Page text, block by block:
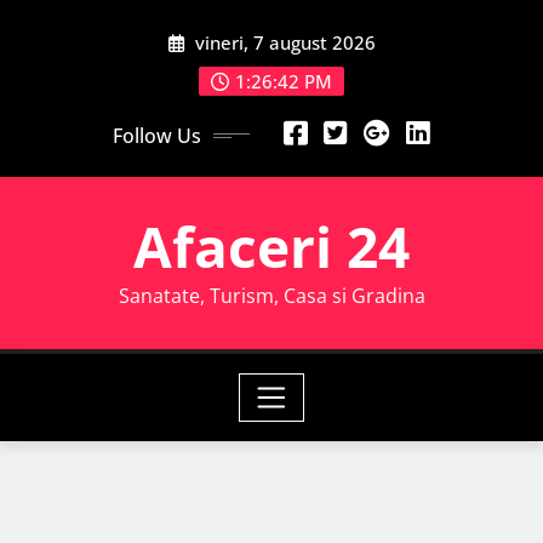
vineri, 7 august 2026
1:26:43 PM
Follow Us
Afaceri 24
Sanatate, Turism, Casa si Gradina